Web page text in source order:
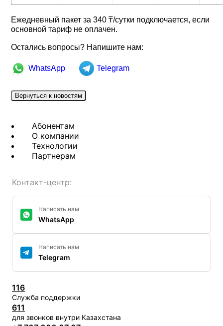
Ежедневный пакет за 340 ₸/сутки подключается, если
основной тариф не оплачен.
Остались вопросы? Напишите нам:
WhatsApp Telegram
Вернуться к новостям
Абонентам
О компании
Технологии
Партнерам
Контакт-центр:
Написать нам
WhatsApp
Написать нам
Telegram
116
Служба поддержки
611
для звонков внутри Казахстана